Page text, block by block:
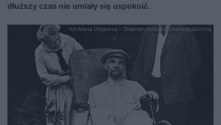
dłuższy czas nie umiały się uspokoić.
fot.Maria Ulyanova – Stephen Kotkin/domena publiczna